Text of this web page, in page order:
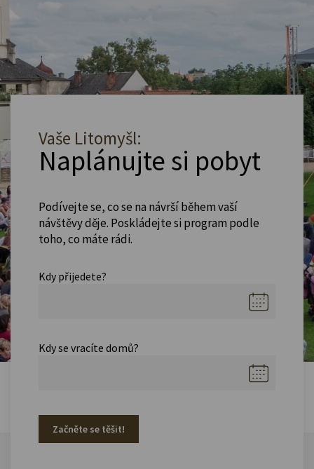
Vaše Litomyšl:
Naplánujte si pobyt
Podívejte se, co se na návrší během vaší
návštěvy děje. Poskládejte si program podle
toho, co máte rádi.
Kdy přijedete?
Kdy se vracíte domů?
Začněte se těšit!